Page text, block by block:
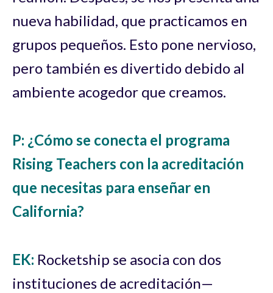
nueva habilidad, que practicamos en
grupos pequeños. Esto pone nervioso,
pero también es divertido debido al
ambiente acogedor que creamos.
P: ¿Cómo se conecta el programa
Rising Teachers con la acreditación
que necesitas para enseñar en
California?
EK: Rocketship se asocia con dos
instituciones de acreditación—